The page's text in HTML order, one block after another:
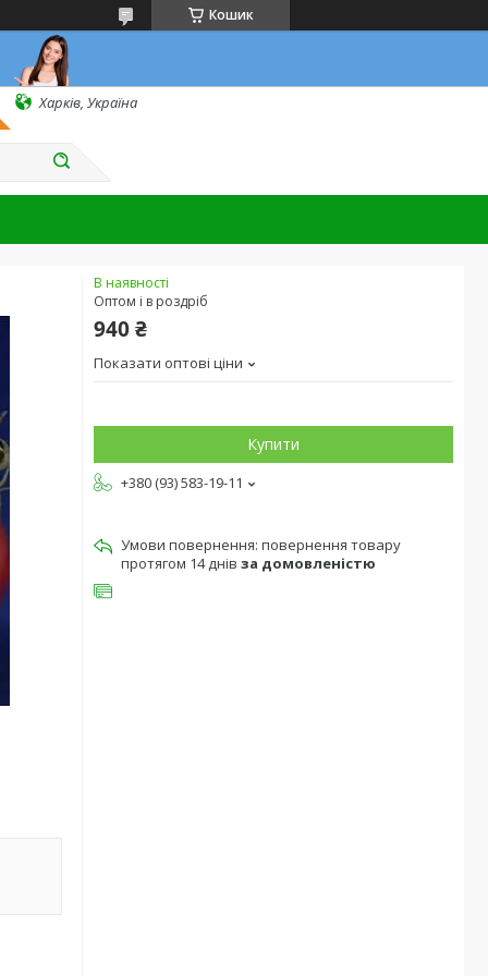
Кошик
Харків, Україна
В наявності
Оптом і в роздріб
940 ₴
Показати оптові ціни
Купити
+380 (93) 583-19-11
повернення товару
протягом 14 днів за домовленістю